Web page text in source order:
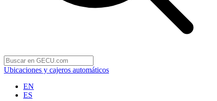
Ubicaciones y cajeros automáticos
EN
ES